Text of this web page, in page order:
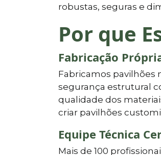
robustas, seguras e
Por que
Fabricação
Fabricamos
segurança estrutural
qualidade dos
criar pavilhões
Equipe Técnica
Mais de 100